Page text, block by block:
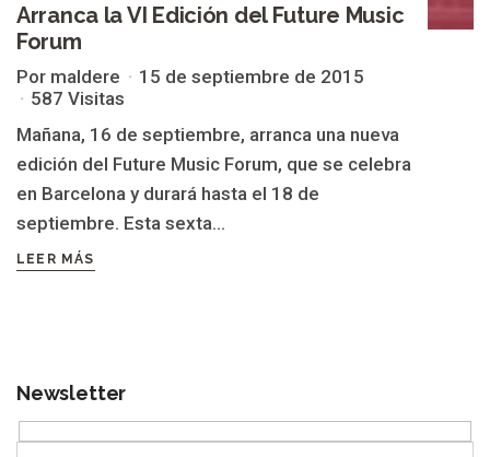
Arranca la VI Edición del Future Music
Forum
Por maldere
15 de septiembre de 2015
587 Visitas
Mañana, 16 de septiembre, arranca una nueva
edición del Future Music Forum, que se celebra
en Barcelona y durará hasta el 18 de
septiembre. Esta sexta...
LEER MÁS
Newsletter